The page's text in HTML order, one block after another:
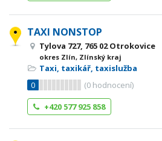
TAXI NONSTOP
Tylova 727, 765 02 Otrokovice
okres Zlín, Zlínský kraj
Taxi, taxikář, taxislužba
0
(0 hodnocení)
+420 577 925 858